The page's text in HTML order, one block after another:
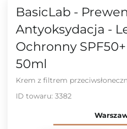
BasicLab -
Antyoksydacja -
Ochronny
50ml
Krem z filtrem
ID towaru: 3382